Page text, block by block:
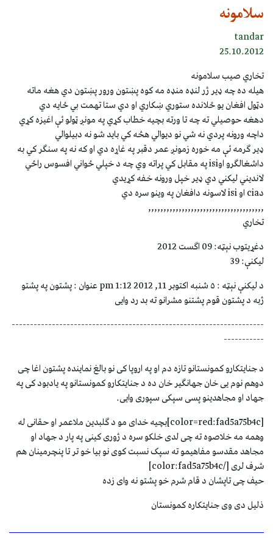
سلامونه
tandar
25.10.2012
تخاري صيب سلامونه
هيله ده چه ډير ژر لنډه منډه مه کوه پښتون ورور پښتون دي هغه ماته
دټول افغان يو ځلانده ستوري ښکاري او دي ستا تهمت بي ځايه دي
دهغه حوصيلي ته چه تا ورته بچيه خطاب کړي په مونږ ټولو ئې اغيزه کړي
داچه ورونه پردي نه شي نو ديوالي هڅه کي بايد شو نه دبيلوالي
ډير ګرمه ئې مه خوره زمونږ عمر دقبر په غاړه دي او که نه په سنګر کي به
داشغالګرو اوisi په مقابل کي پراته وي چه د خپلي ځواني افسوس راځي
لانديني ليکني دي ډير خپل ورونه خفه کړيدي
دcia او isi لاسونه دافغان په وينو سره دي
,,,,,,,,,,,,,,,,,,,,,,,,,,,,,,,,,,,,,,
تخاري
دغړيتوب نېټه: 09 اګست 2012
ليکنې: 39
د ليکنې نېټه : ٥ شنبه اکتوبر 11, 2012 1:12 pm عنوان : پشتون په پشتو
ژبه د پشتون قوم پشتنو مشرانو ته بد رد وایی
---------------------------------------------------------------------
-----------
د جنایتکارو کمونستانو تازه دم او په اروپا کی نو بالغ نماینده پشتون اغا چی
دوهم نوم یی خان جهانگیر خان ده د جنایتکارو کمونستانو په یادبود کی په
جهاد او مجاهدینو پسی سپکی سپوری وایی.
[color=red:fad5a75b4c]بچیه خدای مو د گلبدین ملاعمر او حقانی له
وهمه مه خلاصوه ته چی لدی خلکو سره د ژوری کینی په پار د جهاد او
مجاهد مقدسو مفاهیمو ته سپک نسبت کوی نو بیا خو تر تا پنچرمینان هم
شرف لری [/color:fad5a75b4c]
حیف چی تاپشان د قام شرم خو پشتو نه وای زده
ذلیل دی وی جنایتکاره کمونستان